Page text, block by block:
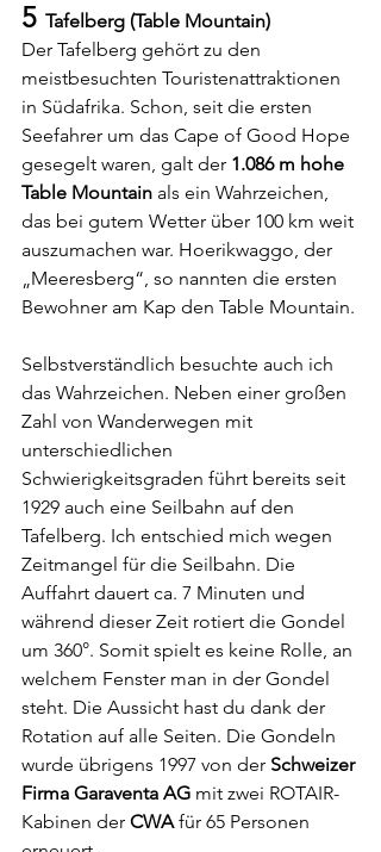
5
  Tafelberg (Table Mountain)
Der Tafelberg gehört zu den
meistbesuchten Touristenattraktionen
in Südafrika. Schon, seit die ersten
Seefahrer um das Cape of Good Hope
gesegelt waren, galt der 1.086 m hohe
Table Mountain als ein Wahrzeichen,
das bei gutem Wetter über 100 km weit
auszumachen war. Hoerikwaggo, der
„Meeresberg“, so nannten die ersten
Bewohner am Kap den Table Mountain.
Selbstverständlich besuchte auch ich
das Wahrzeichen. Neben einer großen
Zahl von Wanderwegen mit
unterschiedlichen
Schwierigkeitsgraden führt bereits seit
1929 auch eine Seilbahn auf den
Tafelberg. Ich entschied mich wegen
Zeitmangel für die Seilbahn. Die
Auffahrt dauert ca. 7 Minuten und
während dieser Zeit rotiert die Gondel
um 360°. Somit spielt es keine Rolle, an
welchem Fenster man in der Gondel
steht. Die Aussicht hast du dank der
Rotation auf alle Seiten. Die Gondeln
wurde übrigens 1997 von der Schweizer
Firma Garaventa AG mit zwei ROTAIR-
Kabinen der CWA für 65 Personen